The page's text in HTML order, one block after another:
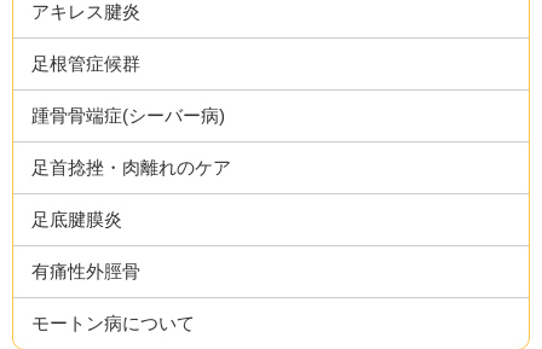
アキレス腱炎
足根管症候群
踵骨骨端症(シーバー病)
足首捻挫・肉離れのケア
足底腱膜炎
有痛性外脛骨
モートン病について